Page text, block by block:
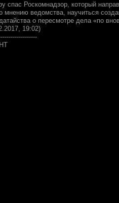
спас Роскомнадзор, который
мнению ведомства, научиться
о пересмотре дела «по
19:02)